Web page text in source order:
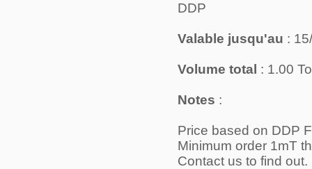
DDP
Valable jusqu'au :
Volume total : 1.00
Notes :
Price based on DDP
Minimum order 1mT
Contact us to find out.